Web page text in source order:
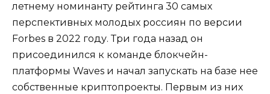
летнему номинанту рейтинга 30 самых
перспективных молодых россиян по версии
Forbes в 2022 году. Три года назад он
присоединился к команде блокчейн-
платформы Waves и начал запускать на базе нее
собственные криптопроекты. Первым из них